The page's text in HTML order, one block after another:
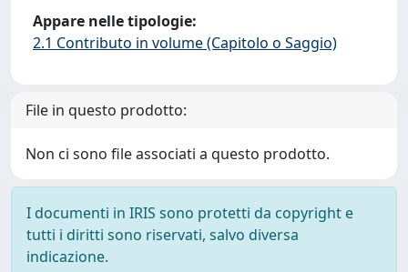
Appare nelle tipologie:
2.1 Contributo in volume (Capitolo o Saggio)
File in questo prodotto:
Non ci sono file associati a questo prodotto.
I documenti in IRIS sono protetti da copyright e
tutti i diritti sono riservati, salvo diversa
indicazione.